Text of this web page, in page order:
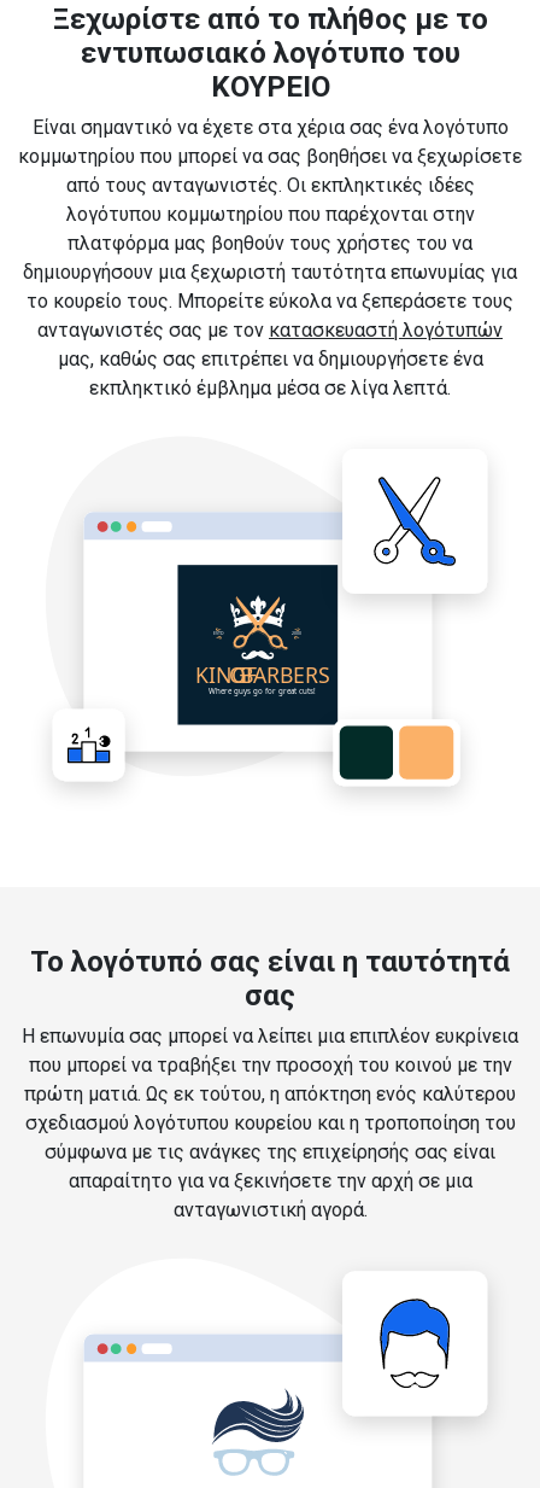
Ξεχωρίστε από το πλήθος με το
εντυπωσιακό λογότυπο του
ΚΟΥΡΕΙΟ
Είναι σημαντικό να έχετε στα χέρια σας ένα λογότυπο
κομμωτηρίου που μπορεί να σας βοηθήσει να ξεχωρίσετε
από τους ανταγωνιστές. Οι εκπληκτικές ιδέες
λογότυπου κομμωτηρίου που παρέχονται στην
πλατφόρμα μας βοηθούν τους χρήστες του να
δημιουργήσουν μια ξεχωριστή ταυτότητα επωνυμίας για
το κουρείο τους. Μπορείτε εύκολα να ξεπεράσετε τους
ανταγωνιστές σας με τον κατασκευαστή λογότυπών
μας, καθώς σας επιτρέπει να δημιουργήσετε ένα
εκπληκτικό έμβλημα μέσα σε λίγα λεπτά.
Το λογότυπό σας είναι η ταυτότητά
σας
Η επωνυμία σας μπορεί να λείπει μια επιπλέον ευκρίνεια
που μπορεί να τραβήξει την προσοχή του κοινού με την
πρώτη ματιά. Ως εκ τούτου, η απόκτηση ενός καλύτερου
σχεδιασμού λογότυπου κουρείου και η τροποποίηση του
σύμφωνα με τις ανάγκες της επιχείρησής σας είναι
απαραίτητο για να ξεκινήσετε την αρχή σε μια
ανταγωνιστική αγορά.